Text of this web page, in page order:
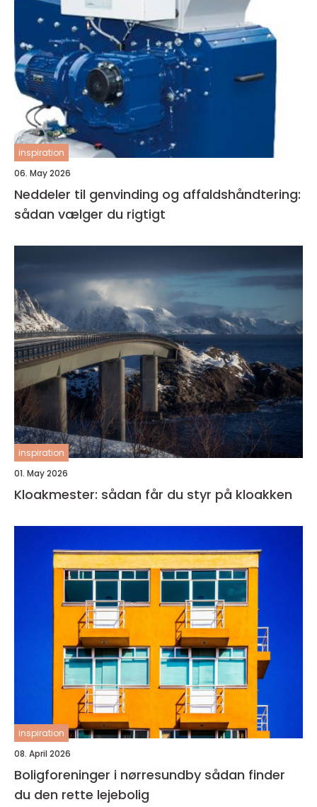
inspiration
06. May 2026
Neddeler til genvinding og affaldshåndtering:
sådan vælger du rigtigt
inspiration
01. May 2026
Kloakmester: sådan får du styr på kloakken
inspiration
08. April 2026
Boligforeninger i nørresundby sådan finder
du den rette lejebolig